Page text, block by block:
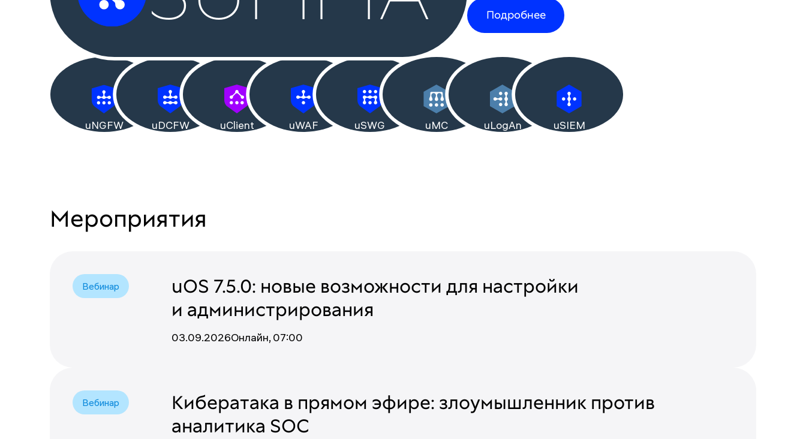
Подробнее
uNGFW uDCFW uClient uWAF uSWG uMC uLogAn uSIEM
Мероприятия
Вебинар
uOS 7.5.0: новые возможности для настройки
и администрирования
03.09.2026Онлайн, 07:00
Вебинар
Кибератака в прямом эфире: злоумышленник против
аналитика SOC